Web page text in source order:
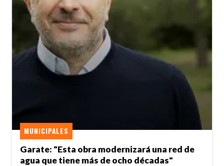
Garate: "Esta obra modernizará una red de
agua que tiene más de ocho décadas"
MUNICIPALES